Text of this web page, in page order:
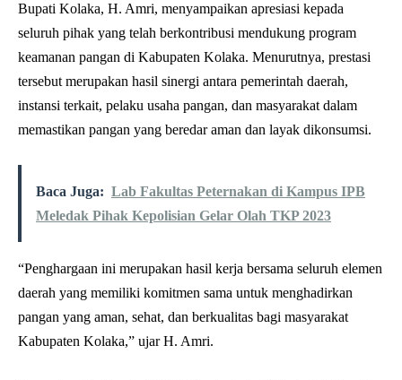
Bupati Kolaka, H. Amri, menyampaikan apresiasi kepada
seluruh pihak yang telah berkontribusi mendukung program
keamanan pangan di Kabupaten Kolaka. Menurutnya, prestasi
tersebut merupakan hasil sinergi antara pemerintah daerah,
instansi terkait, pelaku usaha pangan, dan masyarakat dalam
memastikan pangan yang beredar aman dan layak dikonsumsi.
Baca Juga: Lab Fakultas Peternakan di Kampus IPB
Meledak Pihak Kepolisian Gelar Olah TKP 2023
“Penghargaan ini merupakan hasil kerja bersama seluruh elemen
daerah yang memiliki komitmen sama untuk menghadirkan
pangan yang aman, sehat, dan berkualitas bagi masyarakat
Kabupaten Kolaka,” ujar H. Amri.